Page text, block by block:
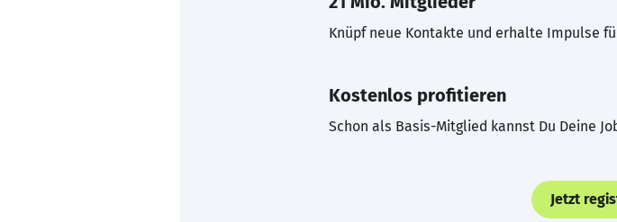
Knüpf neue Kontakte und erhalte Impulse
Kostenlos profitieren
Schon als Basis-Mitglied kannst Du Deine
Jetzt